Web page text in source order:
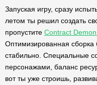
Запуская игру, сразу
летом ты решил создать
пропустите Contract
Оптимизированная сборка
стабильно. Специальные
персонажами, баланс
вот ты уже строишь,